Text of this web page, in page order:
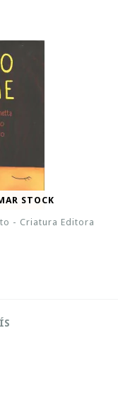
STOCK
- Criatura Editora